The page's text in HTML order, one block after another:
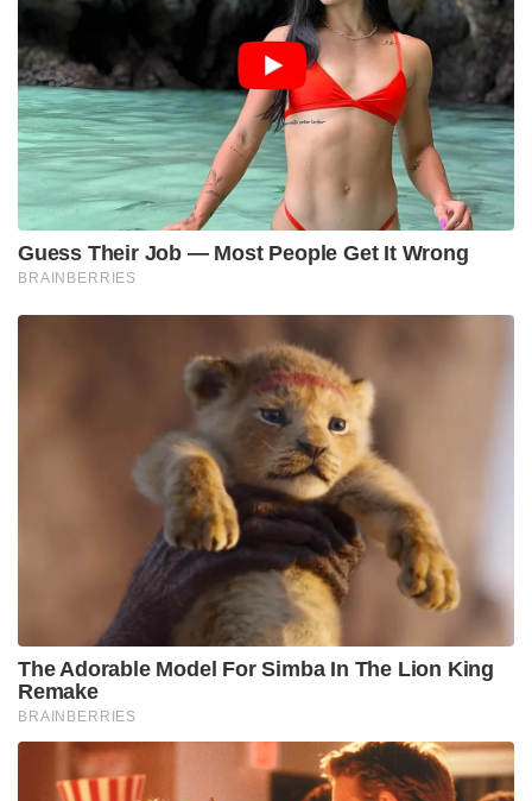
Guess Their Job — Most People Get It Wrong
BRAINBERRIES
The Adorable Model For Simba In The Lion King
Remake
BRAINBERRIES